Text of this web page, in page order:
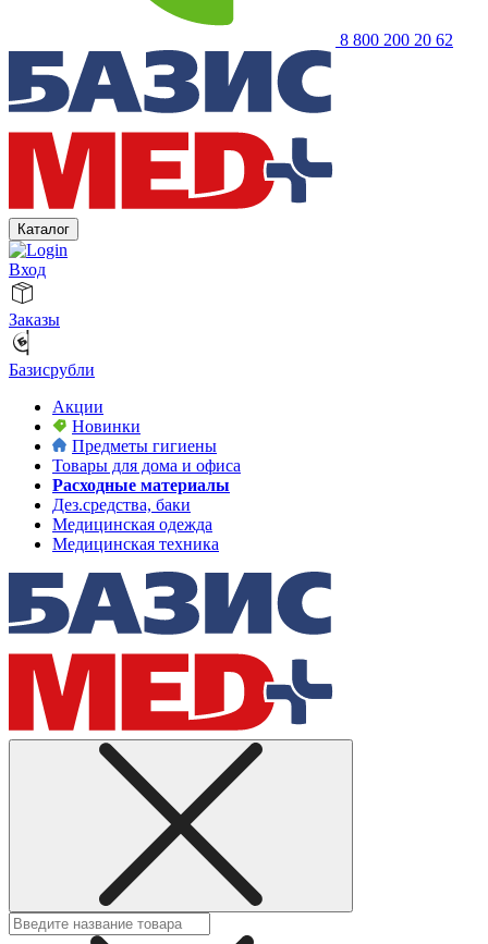
8 800 200 20 62
Каталог
Вход
Заказы
Базисрубли
Акции
Новинки
Предметы гигиены
Товары для дома и офиса
Расходные материалы
Дез.средства, баки
Медицинская одежда
Медицинская техника